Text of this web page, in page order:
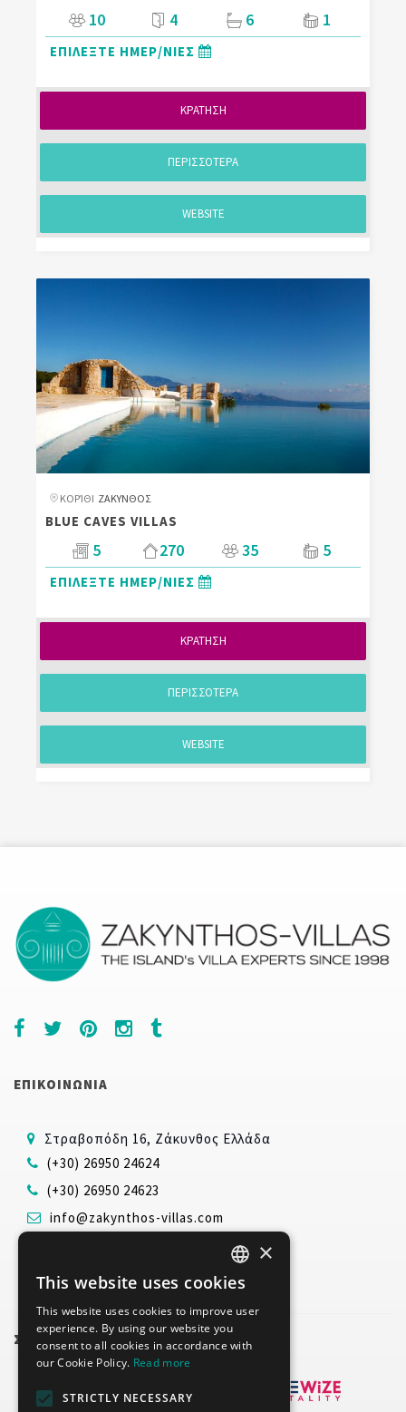
10 4 6 1
ΕΠΙΛΕΞΤΕ ΗΜΕΡ/ΝΙΕΣ
ΚΡΑΤΗΣΗ
ΠΕΡΙΣΣΟΤΕΡΑ
WEBSITE
ΚΟΡΊΘΙ ΖΑΚΥΝΘΟΣ
BLUE CAVES VILLAS
5 270 35 5
ΕΠΙΛΕΞΤΕ ΗΜΕΡ/ΝΙΕΣ
ΚΡΑΤΗΣΗ
ΠΕΡΙΣΣΟΤΕΡΑ
WEBSITE
ΕΠΙΚΟΙΝΩΝΙΑ
Στραβοπόδη 16, Ζάκυνθος Ελλάδα
(+30) 26950 24624
(+30) 26950 24623
info@zakynthos-villas.com
ΣΥΝΕΡΓΑΤΕΣ
ENGLISH
GREEK
×
This website uses cookies
This website uses cookies to improve user
experience. By using our website you
consent to all cookies in accordance with
our Cookie Policy. Read more
STRICTLY NECESSARY